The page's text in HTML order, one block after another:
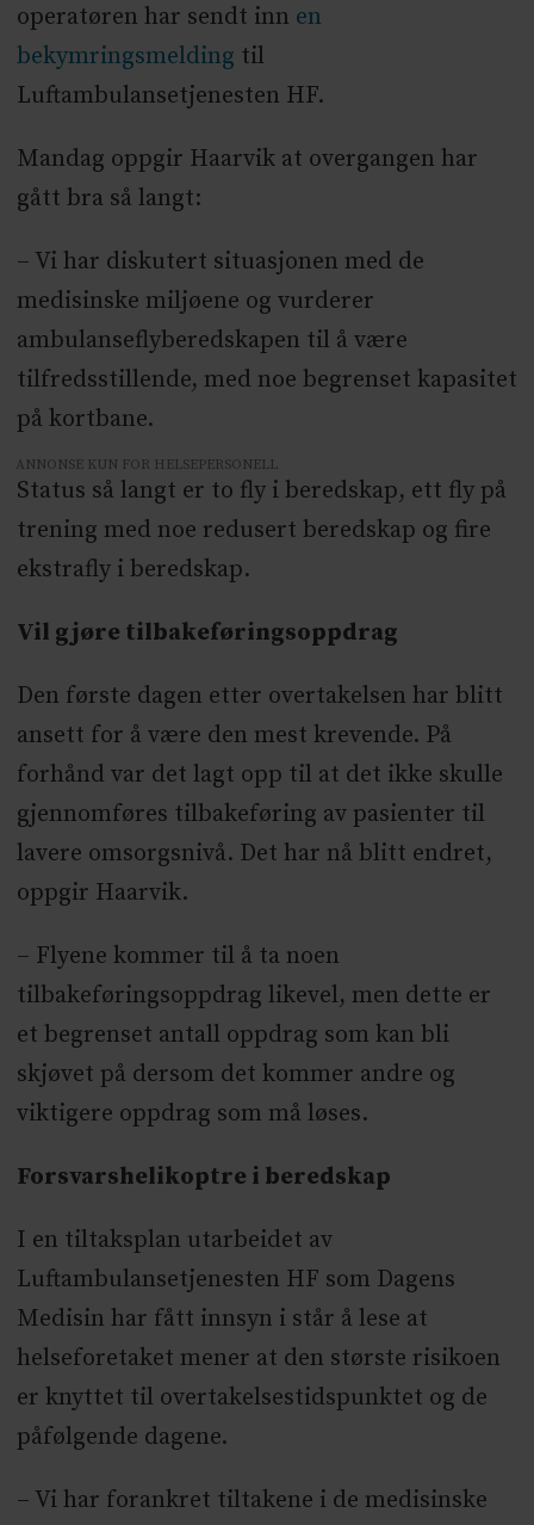
operatøren har sendt inn en
bekymringsmelding til
Luftambulansetjenesten HF.
Mandag oppgir Haarvik at overgangen har
gått bra så langt:
– Vi har diskutert situasjonen med de
medisinske miljøene og vurderer
ambulanseflyberedskapen til å være
tilfredsstillende, med noe begrenset kapasitet
på kortbane.
ANNONSE KUN FOR HELSEPERSONELL
Status så langt er to fly i beredskap, ett fly på
trening med noe redusert beredskap og fire
ekstrafly i beredskap.
Vil gjøre tilbakeføringsoppdrag
Den første dagen etter overtakelsen har blitt
ansett for å være den mest krevende. På
forhånd var det lagt opp til at det ikke skulle
gjennomføres tilbakeføring av pasienter til
lavere omsorgsnivå. Det har nå blitt endret,
oppgir Haarvik.
– Flyene kommer til å ta noen
tilbakeføringsoppdrag likevel, men dette er
et begrenset antall oppdrag som kan bli
skjøvet på dersom det kommer andre og
viktigere oppdrag som må løses.
Forsvarshelikoptre i beredskap
I en tiltaksplan utarbeidet av
Luftambulansetjenesten HF som Dagens
Medisin har fått innsyn i står å lese at
helseforetaket mener at den største risikoen
er knyttet til overtakelsestidspunktet og de
påfølgende dagene.
– Vi har forankret tiltakene i de medisinske